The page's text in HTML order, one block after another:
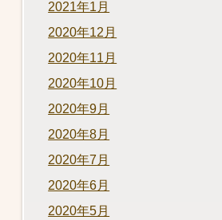
2021年1月
2020年12月
2020年11月
2020年10月
2020年9月
2020年8月
2020年7月
2020年6月
2020年5月